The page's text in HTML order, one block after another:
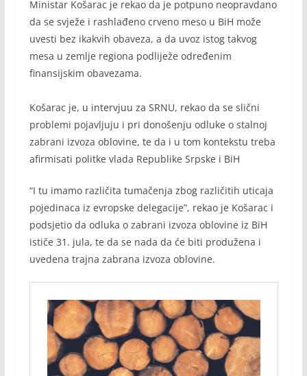
Ministar Košarac je rekao da je potpuno neopravdano
da se svježe i rashlađeno crveno meso u BiH može
uvesti bez ikakvih obaveza, a da uvoz istog takvog
mesa u zemlje regiona podliježe određenim
finansijskim obavezama.
Košarac je, u intervjuu za SRNU, rekao da se slični
problemi pojavljuju i pri donošenju odluke o stalnoj
zabrani izvoza oblovine, te da i u tom kontekstu treba
afirmisati politke vlada Republike Srpske i BiH
“I tu imamo različita tumačenja zbog različitih uticaja
pojedinaca iz evropske delegacije”, rekao je Košarac i
podsjetio da odluka o zabrani izvoza oblovine iz BiH
ističe 31. jula, te da se nada da će biti produžena i
uvedena trajna zabrana izvoza oblovine.